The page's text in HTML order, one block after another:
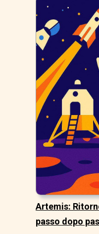
Artemis:
passo dopo